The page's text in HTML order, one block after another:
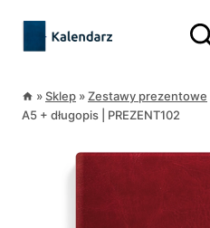
treści
treści
»Sklep »Zestawy prezentowe
A5 + długopis | PREZENT102